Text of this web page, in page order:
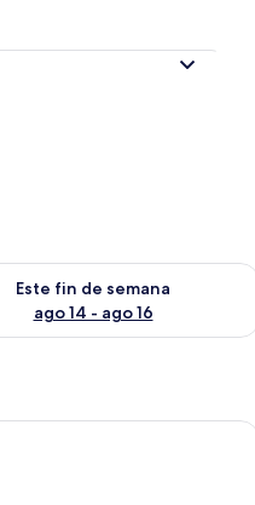
10
Este fin de semana
ago 14 - ago 16
la disponibilidad para este
Arvu